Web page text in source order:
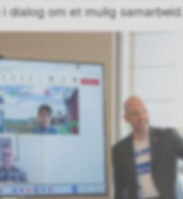
dialog om et mulig samarbeid.